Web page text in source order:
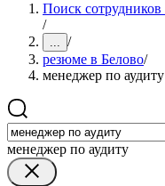
Поиск сотрудников
/
... /
резюме в Белово/
менеджер по аудиту
менеджер по аудиту